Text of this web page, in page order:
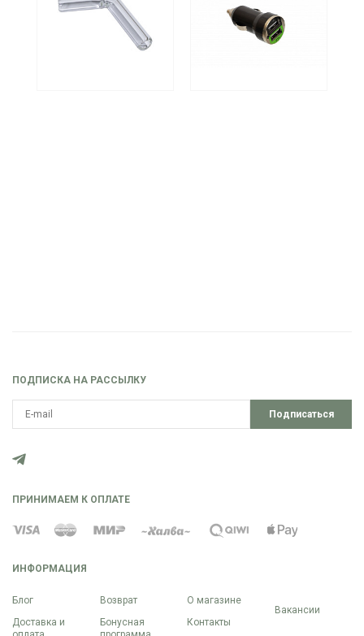
ИНФОРМАЦИЯ
Блог
Доставка и
Возврат
Бонусная
О магазине
Контакты
Вакансии
ПОДПИСКА НА РАССЫЛКУ
Подписаться
ПРИНИМАЕМ К ОПЛАТЕ